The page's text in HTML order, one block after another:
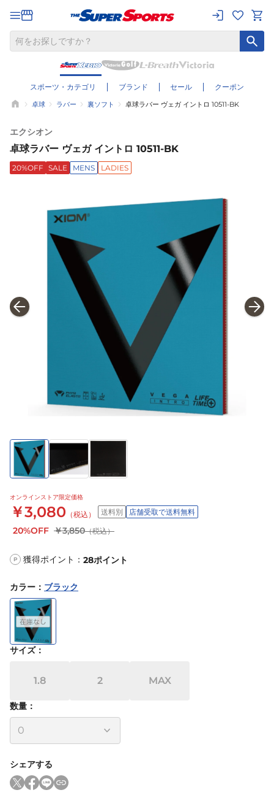
スポーツ・カテゴリ ブランド セール クーポン
卓球 ラバー 裏ソフト 卓球ラバー ヴェガ イントロ 10511-BK
エクシオン
卓球ラバー ヴェガ イントロ 10511-BK
20%OFF SALE MENS LADIES
オンラインストア限定価格
￥3,080 （税込） 送料別 店舗受取で送料無料
20%OFF ￥3,850（税込）
P 獲得ポイント： 28ポイント
カラー ： ブラック
サイズ：
1.8 2 MAX
数量：
シェアする